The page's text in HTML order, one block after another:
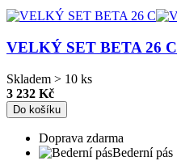
VELKÝ SET BETA 26 C
Skladem > 10 ks
3 232 Kč
Do košíku
Doprava zdarma
Bederní pás